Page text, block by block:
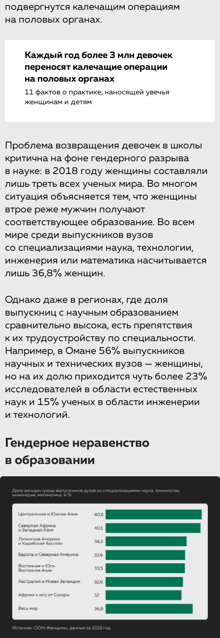
подвергнутся калечащим операциям
на половых органах.
Каждый год более 3 млн девочек
переносят калечащие операции
на половых органах
11 фактов о практике, наносящей увечья
женщинам и детям
Проблема возвращения девочек в школы
критична на фоне гендерного разрыва
в науке: в 2018 году женщины составляли
лишь треть всех ученых мира. Во многом
ситуация объясняется тем, что женщины
втрое реже мужчин получают
соответствующее образование. Во всем
мире среди выпускников вузов
со специализациями наука, технологии,
инженерия или математика насчитывается
лишь 36,8% женщин.
Однако даже в регионах, где доля
выпускниц с научным образованием
сравнительно высока, есть препятствия
к их трудоустройству по специальности.
Например, в Омане 56% выпускников
научных и технических вузов — женщины,
но на их долю приходится чуть более 23%
исследователей в области естественных
наук и 15% ученых в области инженерии
и технологий.
Гендерное неравенство
в образовании